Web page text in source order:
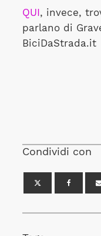
QUI, invece,
parlano di
BiciDaStrada.it
Condividi con